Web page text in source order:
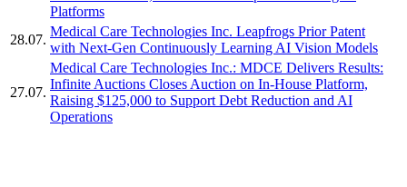
Platforms
28.07.
Medical Care Technologies Inc. Leapfrogs Prior Patent
with Next-Gen Continuously Learning AI Vision Models
27.07.
Medical Care Technologies Inc.: MDCE Delivers Results:
Infinite Auctions Closes Auction on In-House Platform,
Raising $125,000 to Support Debt Reduction and AI
Operations